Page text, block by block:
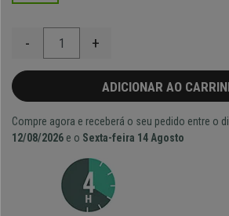
- +
ADICIONAR AO
Compre agora e receberá o seu pedido entre o
12/08/2026 e o Sexta-feira 14 Agosto